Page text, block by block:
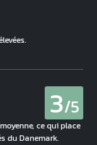
3/5
ce qui place
du Danemark.